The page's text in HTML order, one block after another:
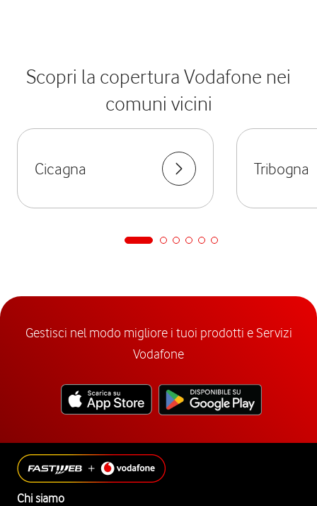
Scopri la copertura Vodafone nei
comuni vicini
Cicagna Tribogna
Gestisci nel modo migliore i tuoi prodotti e Servizi
Vodafone
Chi siamo